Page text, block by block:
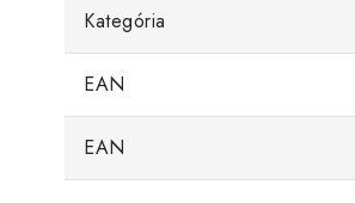
Kategória
EAN
EAN